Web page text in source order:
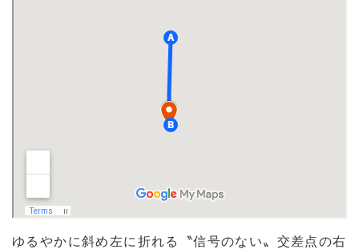
ゆるやかに斜め左に折れる〝信号のない〟交差点の右